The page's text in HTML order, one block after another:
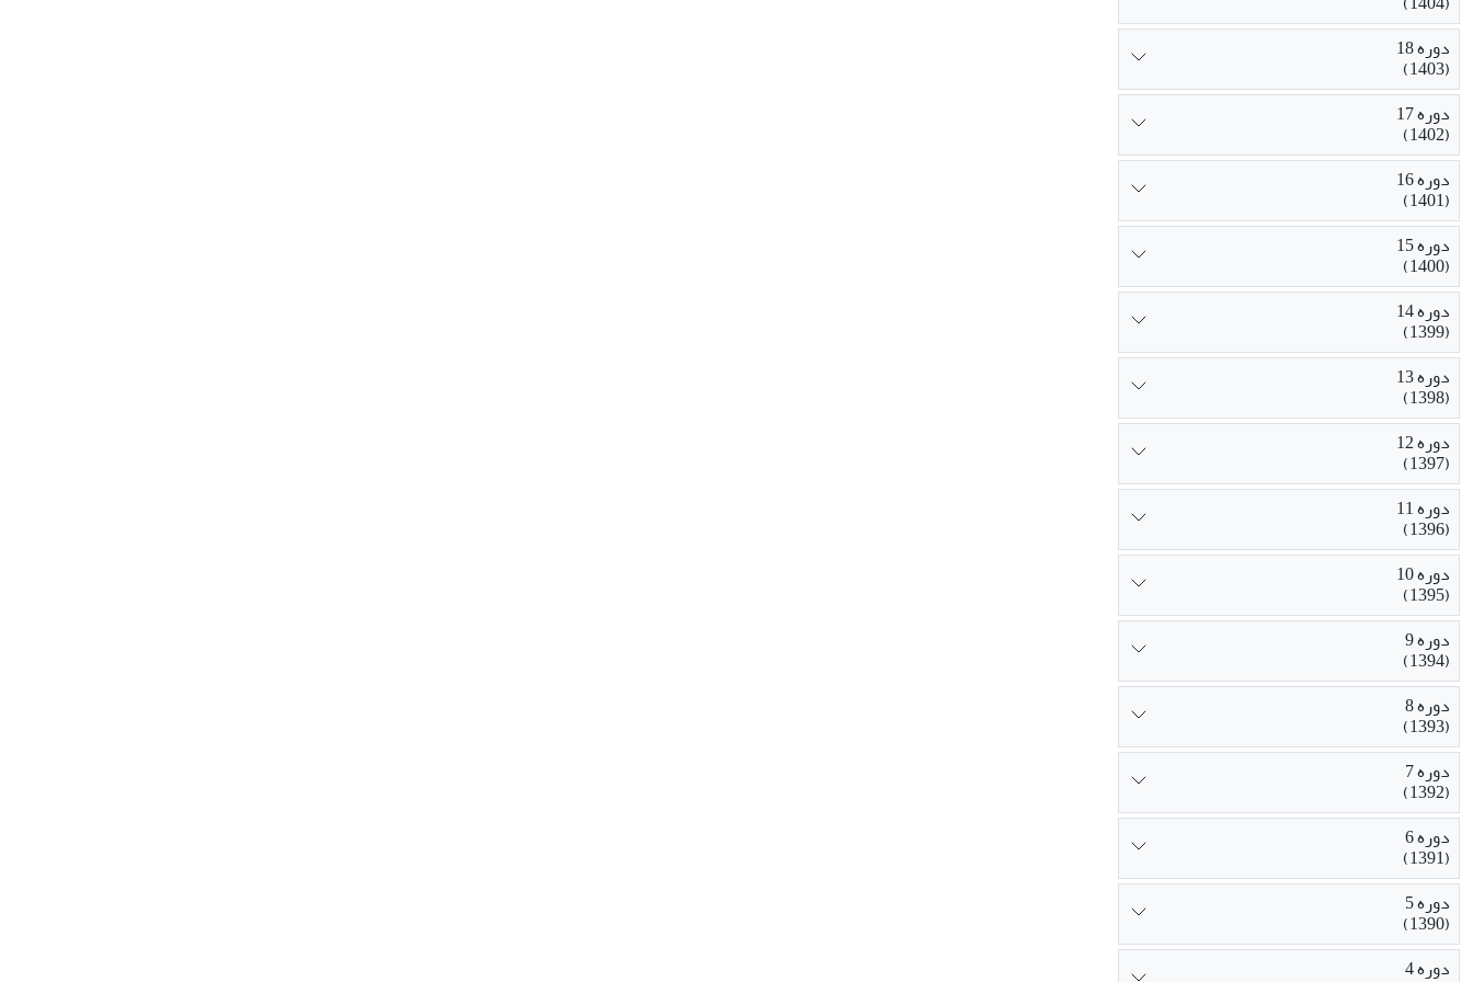
دوره 18
(1403)
دوره 17
(1402)
دوره 16
(1401)
دوره 15
(1400)
دوره 14
(1399)
دوره 13
(1398)
دوره 12
(1397)
دوره 11
(1396)
دوره 10
(1395)
دوره 9
(1394)
دوره 8
(1393)
دوره 7
(1392)
دوره 6
(1391)
دوره 5
(1390)
دوره 4